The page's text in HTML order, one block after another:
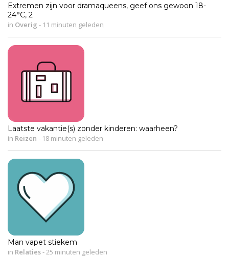
Extremen zijn voor dramaqueens, geef ons gewoon 18-
24°C, 2
in Overig - 11 minuten geleden
Laatste vakantie(s) zonder kinderen: waarheen?
in Reizen - 18 minuten geleden
Man vapet stiekem
in Relaties-25 minuten geleden